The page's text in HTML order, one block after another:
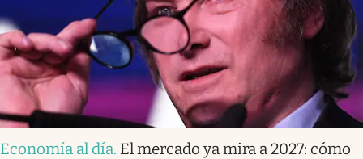
Economía al día. El mercado ya mira a 2027: cómo